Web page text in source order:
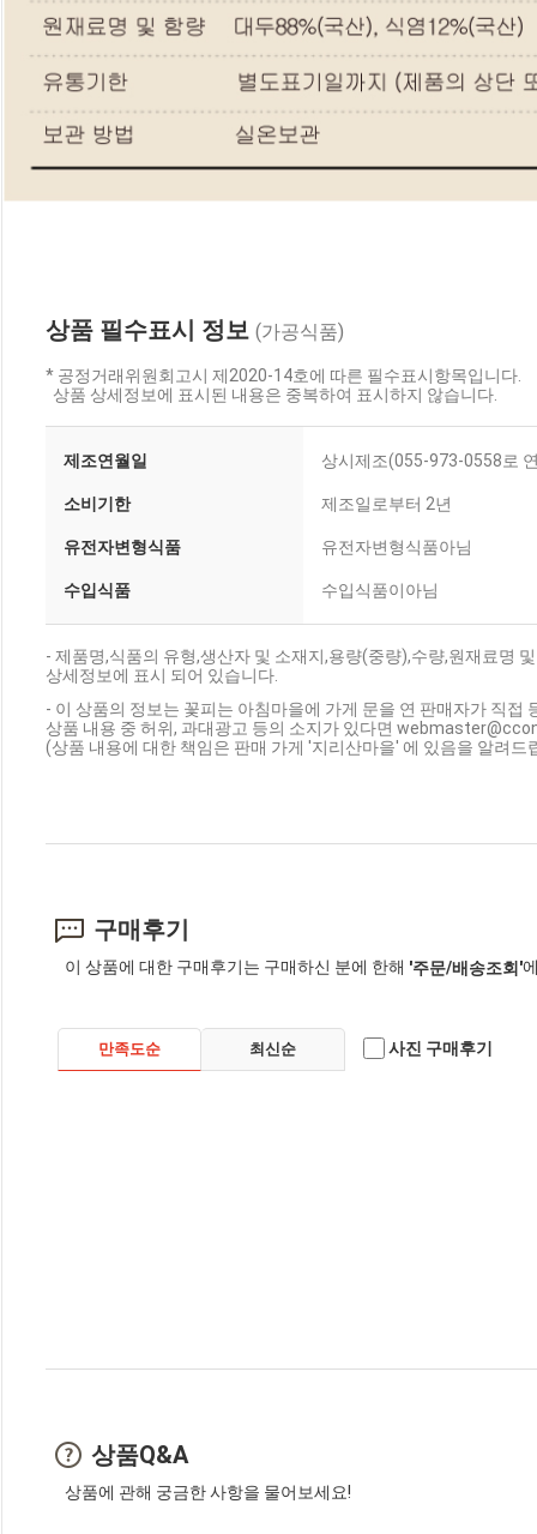
상품 필수표시 정보 (가공식품)
* 공정거래위원회고시 제2020-14호에 따른 필수표시항목입니다.
상품 상세정보에 표시된 내용은 중복하여 표시하지 않습니다.
제조연월일 상시제조(055-973-0558로
소비기한 제조일로부터 2년
유전자변형식품 유전자변형식품아님
수입식품 수입식품이아님
- 제품명,식품의 유형,생산자 및 소재지,용량(중량),수량,원재료명
상세정보에 표시 되어 있습니다.
- 이 상품의 정보는 꽃피는 아침마을에 가게 문을 연 판매자가 직접
상품 내용 중 허위, 과대광고 등의 소지가 있다면
(상품 내용에 대한 책임은 판매 가게 '지리산마을' 에 있음을 알려드
구매후기
이 상품에 대한 구매후기는 구매하신 분에 한해 '주문/배송조회'
만족도순 최신순 사진 구매후기
상품Q&A
상품에 관해 궁금한 사항을 물어보세요!